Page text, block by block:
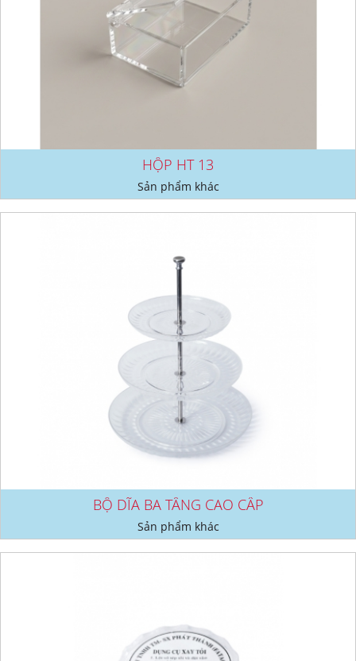
HỘP HT 13
Sản phẩm khác
BỘ DĨA BA TẦNG CAO CẤP
Sản phẩm khác